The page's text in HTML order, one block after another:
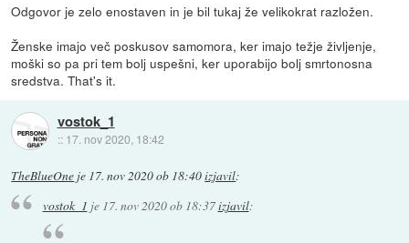
Odgovor je zelo enostaven in je bil tukaj že velikokrat razložen.
Ženske imajo več poskusov samomora, ker imajo težje življenje,
moški so pa pri tem bolj uspešni, ker uporabijo bolj smrtonosna
sredstva. That's it.
vostok_1
:: 17. nov 2020, 18:42
TheBlueOne je 17. nov 2020 ob 18:40izjavil:
vostok_1 je 17. nov 2020 ob 18:37izjavil: